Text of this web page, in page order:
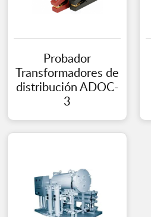
Probador
Transformadores de
distribución ADOC-
3